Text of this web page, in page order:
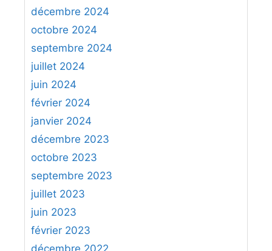
:
décembre 2024
octobre 2024
septembre 2024
juillet 2024
juin 2024
février 2024
janvier 2024
décembre 2023
octobre 2023
septembre 2023
juillet 2023
juin 2023
février 2023
décembre 2022